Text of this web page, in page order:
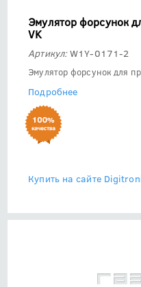
Эмулятор форсунок
VK
Артикул:W1Y-0171-2
Эмулятор форсунок для
Подробнее
Купить на сайте